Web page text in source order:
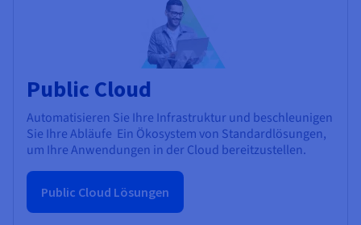
Public Cloud
Automatisieren Sie Ihre Infrastruktur und beschleunigen
Sie Ihre Abläufe Ein Ökosystem von Standardlösungen,
um Ihre Anwendungen in der Cloud bereitzustellen.
Public Cloud Lösungen